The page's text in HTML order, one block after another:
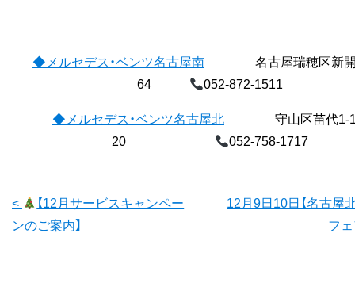
◆メルセデス・ベンツ名古屋南 名古屋瑞穂区新開
64
052-872-1511
◆メルセデス・ベンツ名古屋北 守山区苗代1-
20
052-758-1717
前
の
<
【12月サービスキャンペー
ンのご案内】
12月9日10日【名古屋
フェ